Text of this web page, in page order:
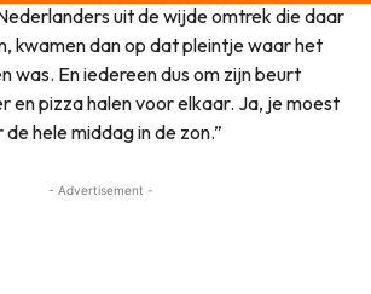
uit de wijde omtrek die daar
kwamen dan op dat pleintje waar het
was. En iedereen dus om zijn beurt
en pizza halen voor elkaar. Ja, je moest
hele middag in de zon.”
- Advertisement -